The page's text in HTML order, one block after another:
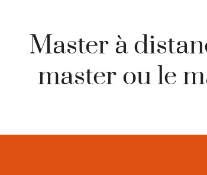
Master à
master ou le